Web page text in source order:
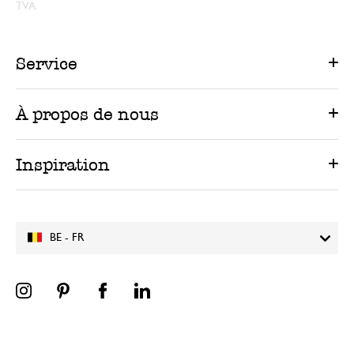
BE - FR
TVA.
Service
À propos de nous
Inspiration